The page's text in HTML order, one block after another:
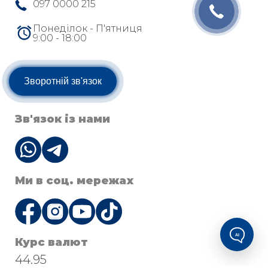
097 0000 215
Понеділок - П'ятниця
9:00 - 18:00
Зворотній зв'язок
Зв'язок із нами
Ми в соц. мережах
Курс валют
44.95
AI